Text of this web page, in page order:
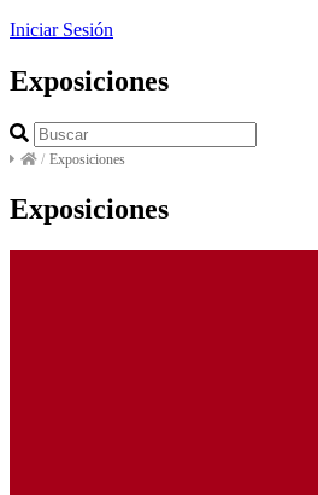
Iniciar Sesión
Exposiciones
/ Exposiciones
Exposiciones